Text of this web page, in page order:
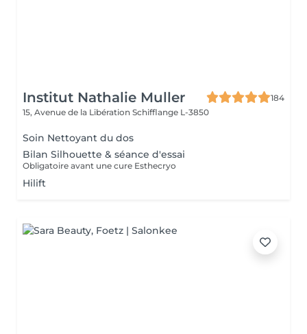
Institut Nathalie Muller
184
15, Avenue de la Libération Schifflange L-3850
Soin Nettoyant du dos
Bilan Silhouette & séance d'essai
Obligatoire avant une cure Esthecryo
Hilift